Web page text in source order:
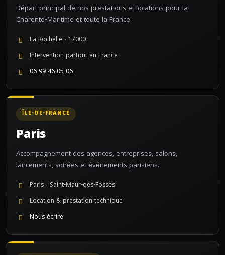
Départ principal de nos prestations et locations pour la
Charente-Maritime et toute la France.
La Rochelle · 17000
Intervention partout en France
06 99 46 05 06
ÎLE-DE-FRANCE
Paris
Accompagnement des agences, entreprises, salons,
lancements, soirées et événements parisiens.
Paris · Saint-Maur-des-Fossés
Location & prestation technique
Nous écrire